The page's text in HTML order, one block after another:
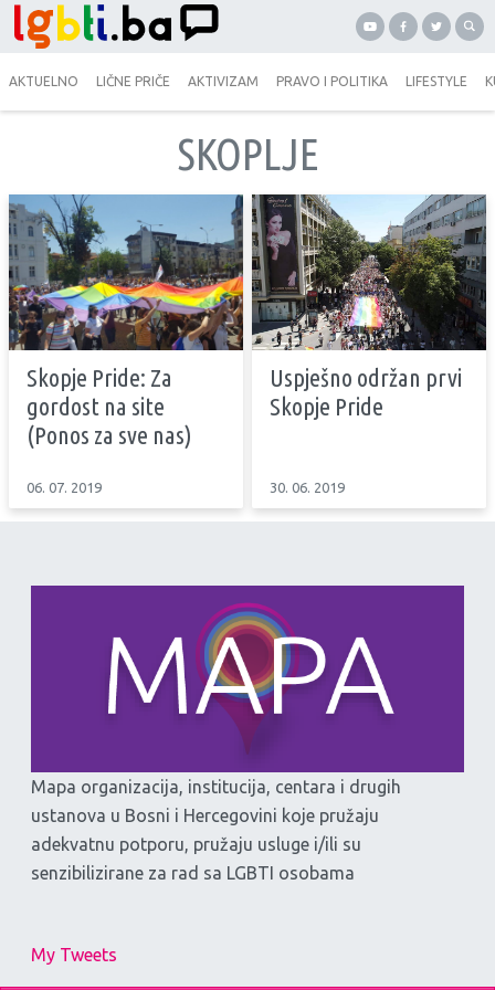
AKTUELNO LIČNE PRIČE AKTIVIZAM PRAVO I POLITIKA LIFESTYLE
SKOPLJE
Skopje Pride: Za
gordost na site
(Ponos za sve nas)
06. 07. 2019
Uspješno održan prvi
Skopje Pride
30. 06. 2019
Mapa organizacija, institucija, centara i drugih
ustanova u Bosni i Hercegovini koje pružaju
adekvatnu potporu, pružaju usluge i/ili su
senzibilizirane za rad sa LGBTI osobama
My Tweets